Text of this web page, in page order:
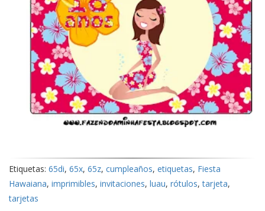
Etiquetas: 65di, 65x, 65z, cumpleaños, etiquetas, Fiesta
Hawaiana, imprimibles, invitaciones, luau, rótulos,tarjeta,
tarjetas